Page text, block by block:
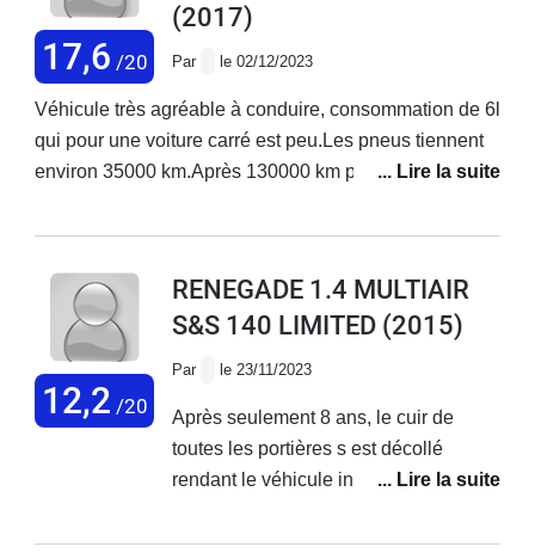
17,6 /20
(2017)
Par le 02/12/2023
Véhicule très agréable à conduire, consommation de 6l
qui pour une voiture carré est peu.Les pneus tiennent
environ 35000 km.Après 130000 km pas de gros
12,2 /20
RENEGADE 1.4 MULTIAIR
S&S 140 LIMITED (2015)
Par le 23/11/2023
Après seulement 8 ans, le cuir de
toutes les portières s est décollé
rendant le véhicule inutilisable et
que c'était normal pour un véhicule de